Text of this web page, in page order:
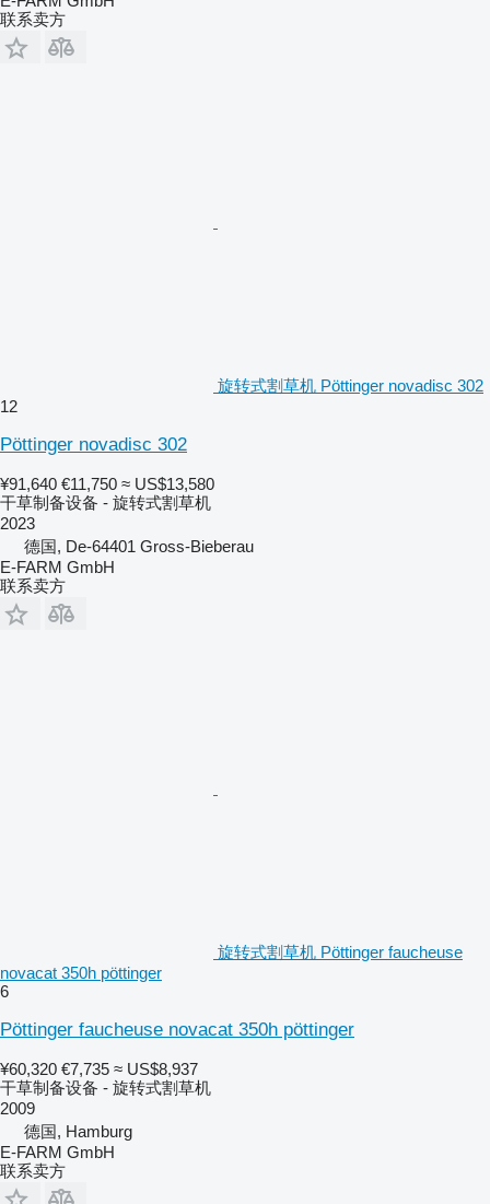
联系卖方
旋转式割草机 Pöttinger novadisc 302
12
Pöttinger novadisc 302
¥91,640 €11,750 ≈ US$13,580
干草制备设备 - 旋转式割草机
2023
德国, De-64401 Gross-Bieberau
E-FARM GmbH
联系卖方
旋转式割草机 Pöttinger faucheuse
novacat 350h pöttinger
6
Pöttinger faucheuse novacat 350h pöttinger
¥60,320 €7,735 ≈ US$8,937
干草制备设备 - 旋转式割草机
2009
德国, Hamburg
E-FARM GmbH
联系卖方